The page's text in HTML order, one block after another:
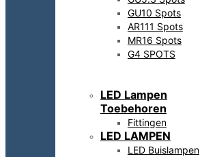
GU10 Spots
AR111 Spots
MR16 Spots
G4 SPOTS
LED Lampen
Toebehoren
Fittingen
LED LAMPEN
LED Buislampen